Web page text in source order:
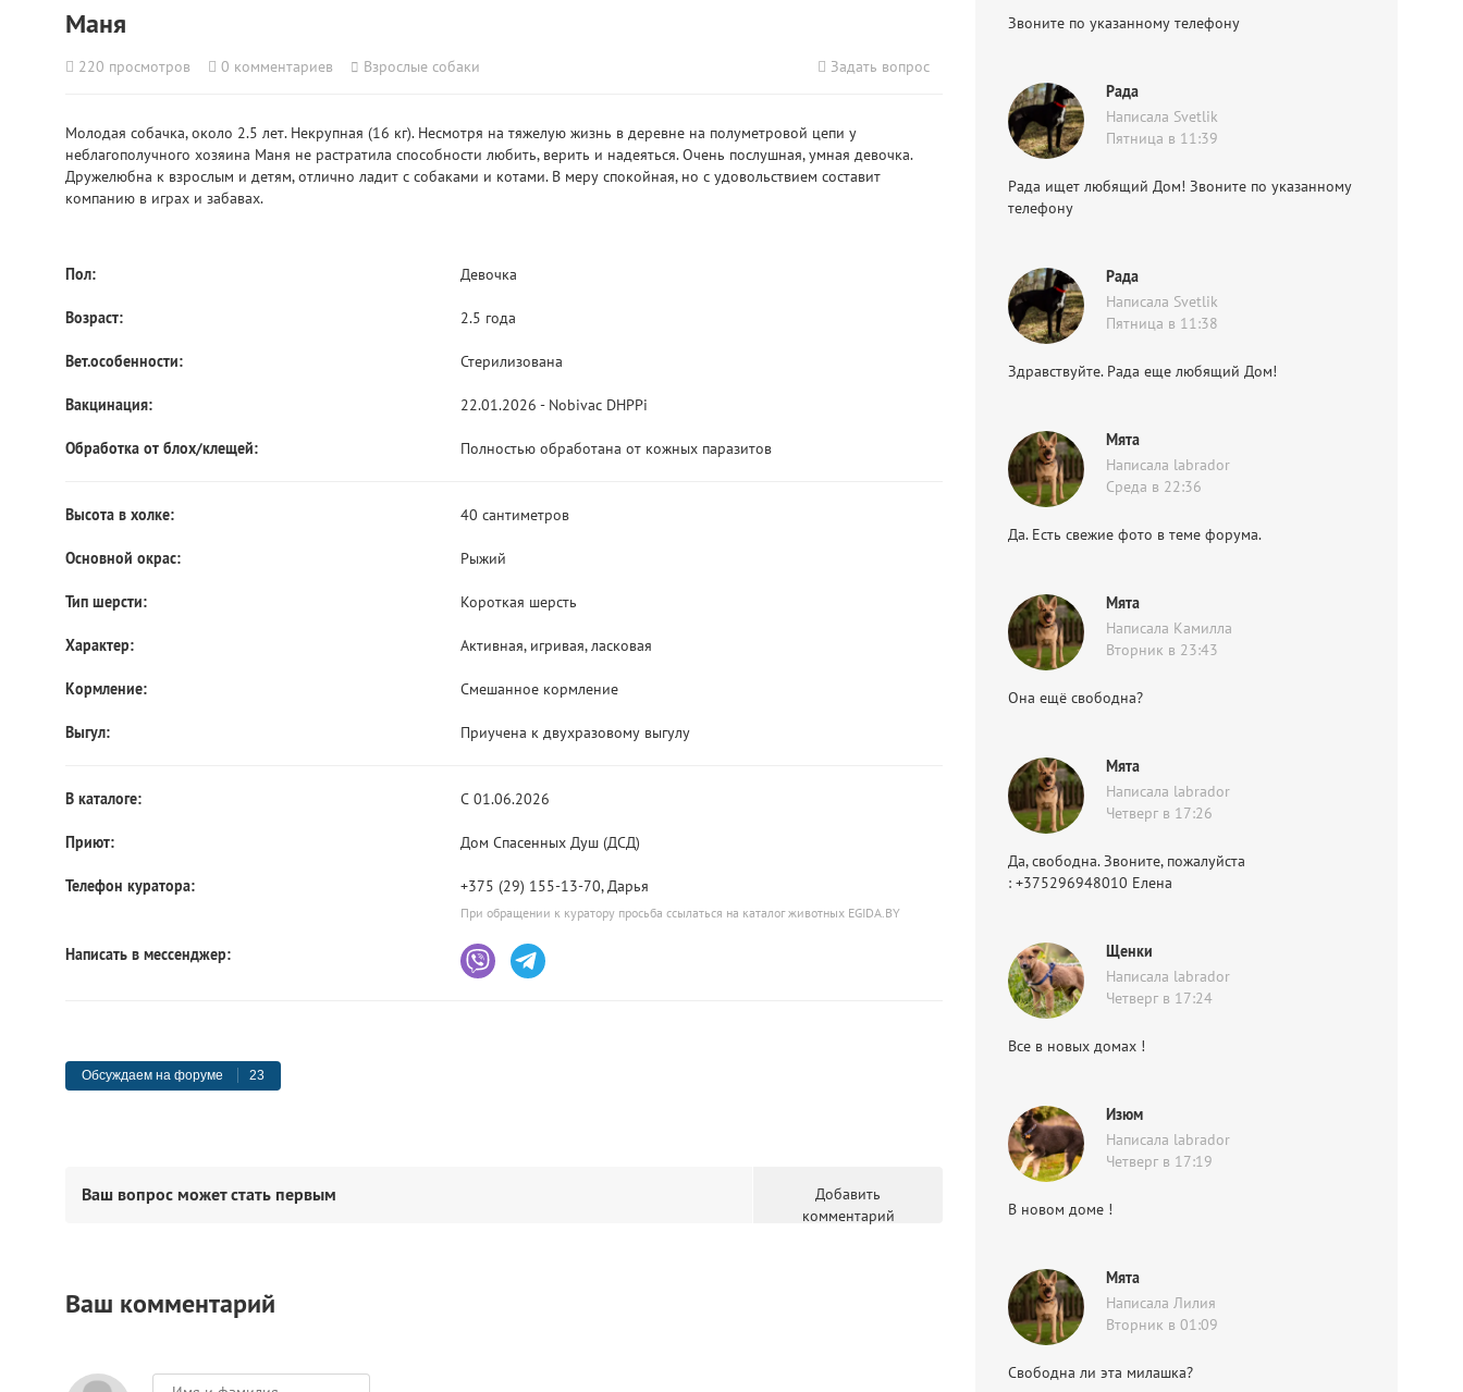
Маня
220 просмотров 0 комментариев Взрослые собаки Задать вопрос
Молодая собачка, около 2.5 лет. Некрупная (16 кг). Несмотря на тяжелую жизнь в деревне на полуметровой цепи у
неблагополучного хозяина Маня не растратила способности любить, верить и надеяться. Очень послушная, умная девочка.
Дружелюбна к взрослым и детям, отлично ладит с собаками и котами. В меру спокойная, но с удовольствием составит
компанию в играх и забавах.
Пол: Девочка
Возраст: 2.5 года
Вет.особенности: Стерилизована
Вакцинация: 22.01.2026 - Nobivac DHPPi
Обработка от блох/клещей: Полностью обработана от кожных паразитов
Высота в холке: 40 сантиметров
Основной окрас: Рыжий
Тип шерсти: Короткая шерсть
Характер: Активная, игривая, ласковая
Кормление: Смешанное кормление
Выгул: Приучена к двухразовому выгулу
В каталоге: С 01.06.2026
Приют: Дом Спасенных Душ (ДСД)
Телефон куратора: +375 (29) 155-13-70, Дарья
При обращении к куратору просьба ссылаться на каталог животных EGIDA.BY
Написать в мессенджер:
Обсуждаем на форуме 23
Добавить
комментарий
Ваш вопрос может стать первым
Ваш комментарий
Звоните по указанному телефону
Рада
Написала Svetlik
Пятница в 11:39
Рада ищет любящий Дом! Звоните по указанному
телефону
Рада
Написала Svetlik
Пятница в 11:38
Здравствуйте. Рада еще любящий Дом!
Мята
Написала labrador
Среда в 22:36
Да. Есть свежие фото в теме форума.
Мята
Написала Камилла
Вторник в 23:43
Она ещё свободна?
Мята
Написала labrador
Четверг в 17:26
Да, свободна. Звоните, пожалуйста
: +375296948010 Елена
Щенки
Написала labrador
Четверг в 17:24
Все в новых домах !
Изюм
Написала labrador
Четверг в 17:19
В новом доме !
Мята
Написала Лилия
Вторник в 01:09
Свободна ли эта милашка?